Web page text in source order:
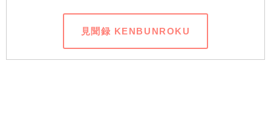
見聞録 KENBUNROKU